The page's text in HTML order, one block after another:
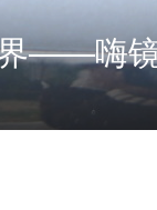
界——嗨